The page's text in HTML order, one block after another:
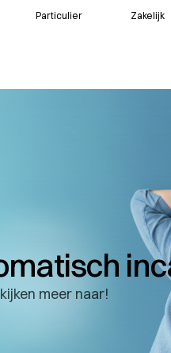
Particulier Zakelijk
meer naar!